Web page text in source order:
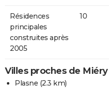
Résidences
principales
construites après
2005
10
Villes proches de Miéry
Plasne (2.3 km)